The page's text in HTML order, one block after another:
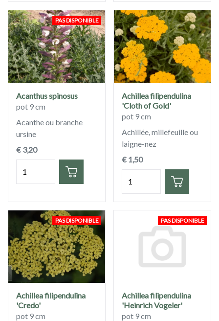
Acanthus spinosus
pot 9 cm
Acanthe ou branche
ursine
€ 3,20
PAS DISPONIBLE
Achillea filipendulina
'Cloth of Gold'
pot 9 cm
Achillée, millefeuille ou
laigne-nez
€ 1,50
Achillea filipendulina
'Credo'
pot 9 cm
PAS DISPONIBLE
Achillea filipendulina
'Heinrich Vogeler'
pot 9 cm
PAS DISPONIBLE